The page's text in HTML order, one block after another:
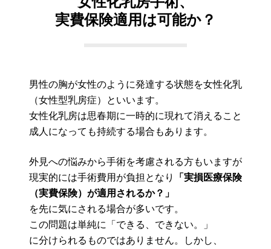
実費保険適用は可能か？
男性の胸が女性のように発達する状態を女性化乳房
（女性型乳房症）といいます。
女性化乳房は思春期に一時的に現れて消えることもあ
成人になっても持続する場合もあります。
外見への悩みから手術を考慮される方もいますが、
現実的には手術費用が負担となり
「実損医療保険
（実費保険）が適用されるか？」
を先に気にされる場合が多いです。
この問題は単純に「できる、できない。」
に分けられるものではありません。しかし、